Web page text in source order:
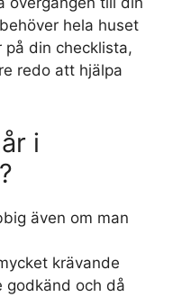
hela huset
på din checklista,
redo att hjälpa
i
?
även om man
krävande
godkänd och då